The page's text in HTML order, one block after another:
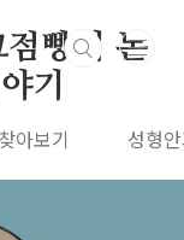
빵의 논
기
아보기 성형